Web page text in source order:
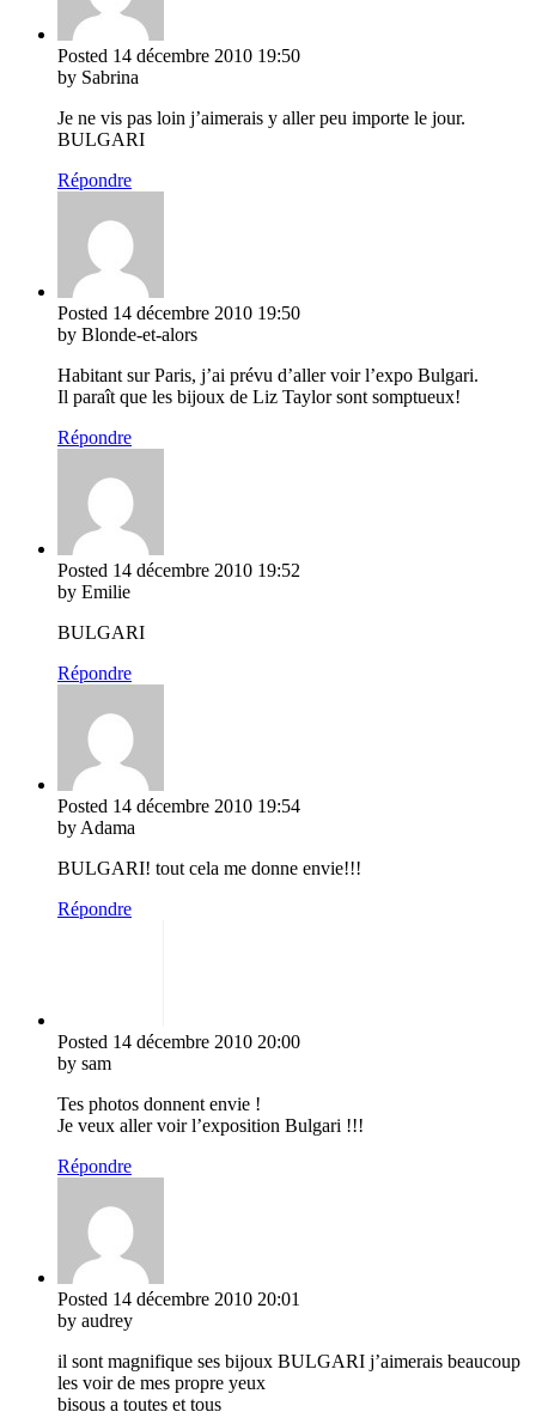
Posted 14 décembre 2010 19:50
by Sabrina
Je ne vis pas loin j’aimerais y aller peu importe le jour.
BULGARI
Répondre
Posted 14 décembre 2010 19:50
by Blonde-et-alors
Habitant sur Paris, j’ai prévu d’aller voir l’expo Bulgari.
Il paraît que les bijoux de Liz Taylor sont somptueux!
Répondre
Posted 14 décembre 2010 19:52
by Emilie
BULGARI
Répondre
Posted 14 décembre 2010 19:54
by Adama
BULGARI! tout cela me donne envie!!!
Répondre
Posted 14 décembre 2010 20:00
by sam
Tes photos donnent envie !
Je veux aller voir l’exposition Bulgari !!!
Répondre
Posted 14 décembre 2010 20:01
by audrey
il sont magnifique ses bijoux BULGARI j’aimerais beaucoup
les voir de mes propre yeux
bisous a toutes et tous